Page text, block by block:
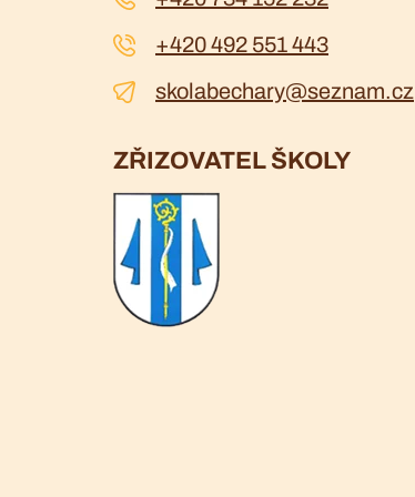
+420 492 551 443
skolabechary@seznam.cz
ZŘIZOVATEL ŠKOLY